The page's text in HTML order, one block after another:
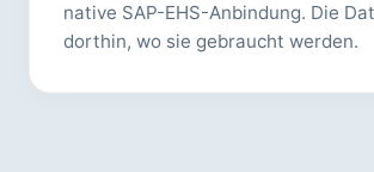
native SAP-EHS-Anbindung. Die
dorthin, wo sie gebraucht werden.